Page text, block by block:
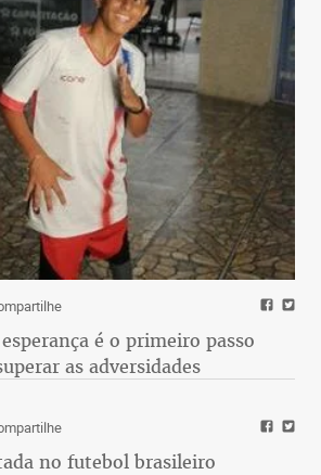
é o primeiro passo
as adversidades
no futebol brasileiro